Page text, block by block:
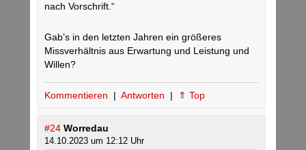
nach Vorschrift.“
Gab’s in den letzten Jahren ein größeres
Missverhältnis aus Erwartung und Leistung und
Willen?
Kommentieren | Antworten | ⇑ Top
#24 Worredau
14.10.2023 um 12:12 Uhr